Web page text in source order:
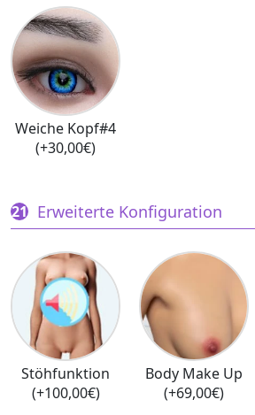
Weiche Kopf#4
(+30,00€)
Erweiterte Konfiguration
Stöhfunktion
(+100,00€)
Body Make Up
(+69,00€)